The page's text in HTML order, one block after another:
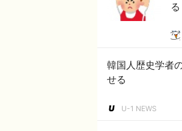
韓国人歴史学者
せる
U-1 NEWS